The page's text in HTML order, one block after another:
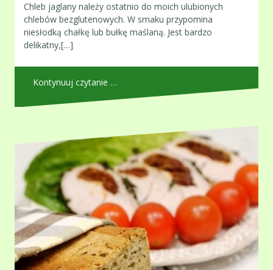
Chleb jaglany należy ostatnio do moich ulubionych
chlebów bezglutenowych. W smaku przypomina
niesłodką chałkę lub bułkę maślaną. Jest bardzo
delikatny,[…]
Kontynuuj czytanie …